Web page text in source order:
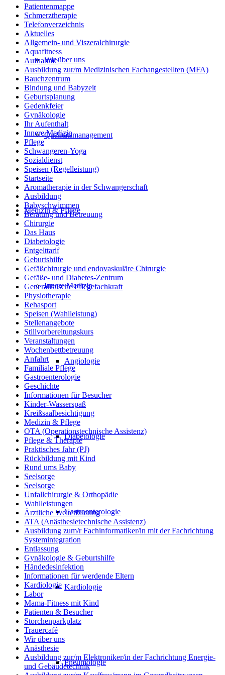
Wir über uns
Qualitätsmanagement
Medizin & Pflege
Innere Medizin
Angiologie
Diabetologie
Gastroenterologie
Kardiologie
Pneumologie
Patientenmappe
Schmerztherapie
Telefonverzeichnis
Aktuelles
Allgemein- und Viszeralchirurgie
Aquafitness
Aufnahme
Ausbildung zur/m Medizinischen Fachangestellten (MFA)
Bauchzentrum
Bindung und Babyzeit
Geburtsplanung
Gedenkfeier
Gynäkologie
Ihr Aufenthalt
Innere Medizin
Pflege
Schwangeren-Yoga
Sozialdienst
Speisen (Regelleistung)
Startseite
Aromatherapie in der Schwangerschaft
Ausbildung
Babyschwimmen
Beratung und Betreuung
Chirurgie
Das Haus
Diabetologie
Entgelttarif
Geburtshilfe
Gefäßchirurgie und endovaskuläre Chirurgie
Gefäße- und Diabetes-Zentrum
Generalistische Pflegefachkraft
Physiotherapie
Rehasport
Speisen (Wahlleistung)
Stellenangebote
Stillvorbereitungskurs
Veranstaltungen
Wochenbettbetreuung
Anfahrt
Familiale Pflege
Gastroenterologie
Geschichte
Informationen für Besucher
Kinder-Wasserspaß
Kreißsaalbesichtigung
Medizin & Pflege
OTA (Operationstechnische Assistenz)
Pflege & Therapie
Praktisches Jahr (PJ)
Rückbildung mit Kind
Rund ums Baby
Seelsorge
Seelsorge
Unfallchirurgie & Orthopädie
Wahlleistungen
Ärztliche Weiterbildung
ATA (Anästhesietechnische Assistenz)
Ausbildung zum/r Fachinformatiker/in mit der Fachrichtung
Systemintegration
Entlassung
Gynäkologie & Geburtshilfe
Händedesinfektion
Informationen für werdende Eltern
Kardiologie
Labor
Mama-Fitness mit Kind
Patienten & Besucher
Storchenparkplatz
Trauercafé
Wir über uns
Anästhesie
Ausbildung zur/m Elektroniker/in der Fachrichtung Energie-
und Gebäudetechnik